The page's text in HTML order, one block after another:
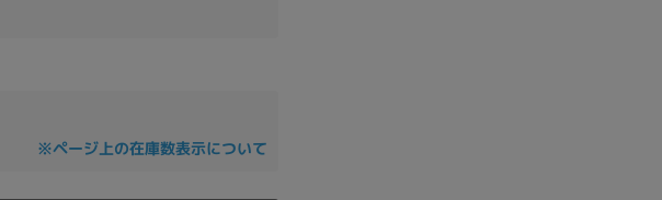
※ページ上の在庫数表示について